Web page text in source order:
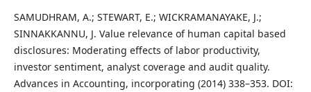
SAMUDHRAM, A.; STEWART, E.; WICKRAMANAYAKE, J.;
SINNAKKANNU, J. Value relevance of human capital based
disclosures: Moderating effects of labor productivity,
investor sentiment, analyst coverage and audit quality.
Advances in Accounting, incorporating (2014) 338–353. DOI: